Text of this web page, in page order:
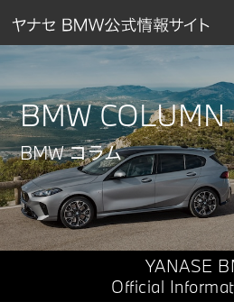
BMW COLUMN
BMW コラム
YANASE
Official